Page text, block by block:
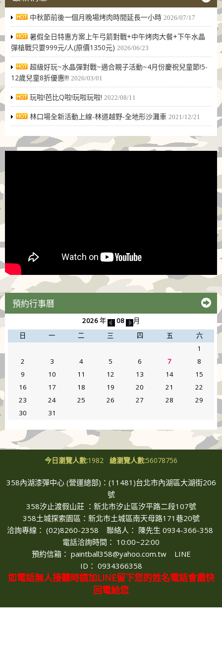
中秋節前後一個月晚場烤肉時間延長一小時 2026/07/17
暑假全日特惠方案上午弓箭對戰+中午烤肉大餐+下午水晶
彈槍戰只要999元/人(原價1350元) 2026/06/23
超級好玩~水晶彈對戰~適合親子活動~4月份慶祝兒童節!5-
12歲兒童8折優惠!!! 2026/03/01
玩啦!芭比Q啦!玩啦玩啦! 2022/08/11
林口場全新活動上線-林道越野-全地形沙灘車 2021/12/21
預約行事曆
2026年 08
月
日
一 二 三 四 五
六
1
2
3 4 5 6 7
8
9
10 11 12 13 14
15
16
17 18 19 20 21
22
23
24 25 26 27 28
29
30
31
今日瀏覽人數:1982 總瀏覽人數:56078756
358內湖漆彈中心 (營運總部)：(11481)台北市內湖區大湖街206
號
358汐止渡假山莊 ：新北市汐止區汐平路二段107號
358土城探索園區：新北市土城區南天母路171巷20號
洽詢專線： (02)8260-2358 聯絡人 ： 陳先生 0934-366-358
電話洽詢時間 ： 10:00~22:00
預約信箱： paintball358@yahoo.com.tw LINE
ID： 0934366358
如電話無人接聽時請加LINE留下您的姓名電話會盡快
回電給您